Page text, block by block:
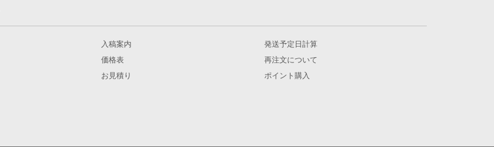
入稿案内
価格表
お見積り
発送予定日計算
再注文について
ポイント購入